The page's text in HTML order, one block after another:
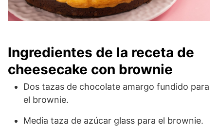
Ingredientes de la receta de
cheesecake con brownie
Dos tazas de chocolate amargo fundido para
el brownie.
Media taza de azúcar glass para el brownie.